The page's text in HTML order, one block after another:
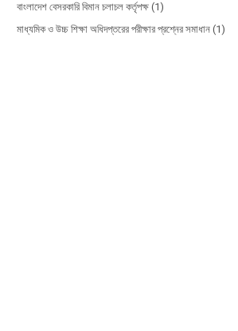
বাংলাদেশ বেসরকারি বিমান চলাচল কর্তৃপক্ষ (1)
মাধ্যমিক ও উচ্চ শিক্ষা অধিদপ্তরের পরীক্ষার প্রশ্নের সমাধান (1)